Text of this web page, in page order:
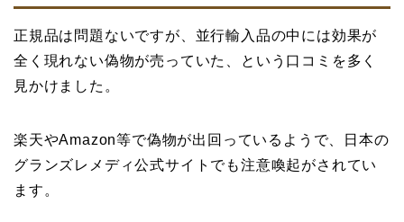
正規品は問題ないですが、並行輸入品の中には効果が
全く現れない偽物が売っていた、という口コミを多く
見かけました。
楽天やAmazon等で偽物が出回っているようで、日本の
グランズレメディ公式サイトでも注意喚起がされてい
ます。